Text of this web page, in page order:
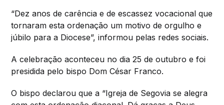
“Dez anos de carência e de escassez vocacional que
tornaram esta ordenação um motivo de orgulho e
júbilo para a Diocese”, informou pelas redes sociais.
A celebração aconteceu no dia 25 de outubro e foi
presidida pelo bispo Dom César Franco.
O bispo declarou que a “Igreja de Segovia se alegra